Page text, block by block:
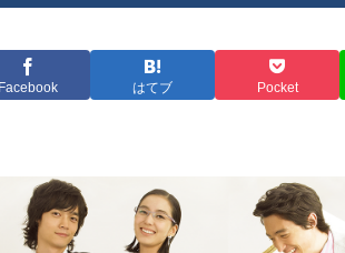
Facebook はてブ Pocket